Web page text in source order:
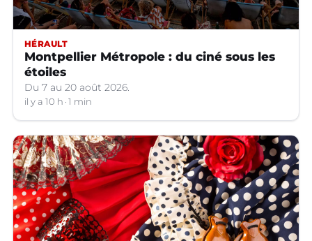
HÉRAULT
Montpellier Métropole : du ciné sous les
étoiles
Du 7 au 20 août 2026.
il y a 10 h 1 min